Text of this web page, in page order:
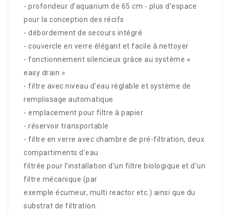
- profondeur d'aquarium de 65 cm - plus d'espace
pour la conception des récifs
- débordement de secours intégré
- couvercle en verre élégant et facile à nettoyer
- fonctionnement silencieux grâce au système «
easy drain »
- filtre avec niveau d'eau réglable et système de
remplissage automatique
- emplacement pour filtre à papier
- réservoir transportable
- filtre en verre avec chambre de pré-filtration, deux
compartiments d'eau
filtrée pour l’installation d'un filtre biologique et d'un
filtre mécanique (par
exemple écumeur, multi reactor etc.) ainsi que du
substrat de filtration.